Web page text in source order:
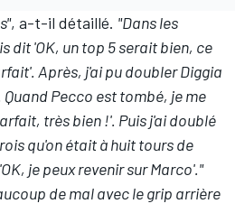
, a-t-il détaillé. "Dans les
dit 'OK, un top 5 serait bien, ce
Après, j'ai pu doubler Diggia
Pecco est tombé, je me
très bien !'. Puis j'ai doublé
qu'on était à huit tours de
je peux revenir sur Marco'."
de mal avec le grip arrière